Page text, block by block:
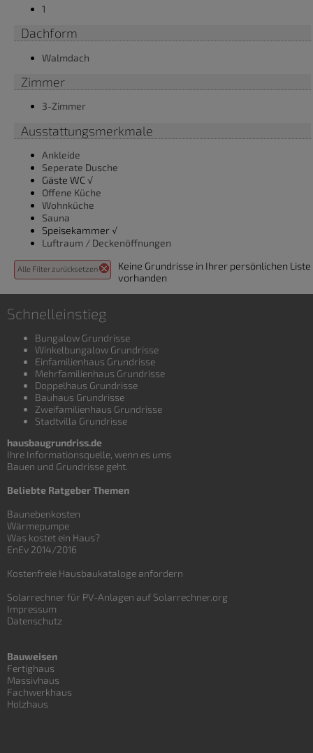
1
Dachform
Walmdach
Zimmer
3-Zimmer
Ausstattungsmerkmale
Ankleide
Seperate Dusche
Gäste WC √
Offene Küche
Wohnküche
Sauna
Speisekammer √
Luftraum / Deckenöffnungen
Alle Filter zurücksetzen
Keine Grundrisse in Ihrer persönlichen Liste
vorhanden
Schnelleinstieg
Bungalow Grundrisse
Winkelbungalow Grundrisse
Einfamilienhaus Grundrisse
Mehrfamilienhaus Grundrisse
Doppelhaus Grundrisse
Bauhaus Grundrisse
Zweifamilienhaus Grundrisse
Stadtvilla Grundrisse
hausbaugrundriss.de
Ihre Informationsquelle, wenn es ums
Bauen und Grundrisse geht.
Beliebte Ratgeber Themen
Baunebenkosten
Wärmepumpe
Was kostet ein Haus?
EnEv 2014/2016
Kostenfreie Hausbaukataloge anfordern
Solarrechner für PV-Anlagen auf Solarrechner.org
Impressum
Datenschutz
Bauweisen
Fertighaus
Massivhaus
Fachwerkhaus
Holzhaus